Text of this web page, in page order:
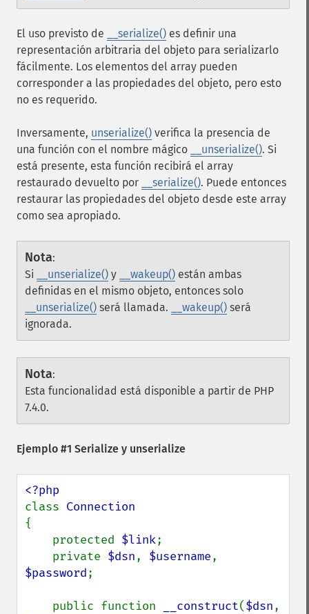
El uso previsto de __serialize() es definir una
representación arbitraria del objeto para serializarlo
fácilmente. Los elementos del array pueden
corresponder a las propiedades del objeto, pero esto
no es requerido.
Inversamente, unserialize() verifica la presencia de
una función con el nombre mágico
__unserialize(). Si
está presente, esta función recibirá el array
restaurado devuelto por
__serialize(). Puede entonces
restaurar las propiedades del objeto desde este array
como sea apropiado.
Nota:
Si
__unserialize() y __wakeup() están ambas
definidas en el mismo objeto, entonces solo
__unserialize() será llamada. __wakeup() será
ignorada.
Nota:
Esta funcionalidad está disponible a partir de PHP
7.4.0.
Ejemplo #1 Serialize y unserialize
class
{
    protected
$link;
    private
$dsn, $username
$password;
    public function
__construct($dsn